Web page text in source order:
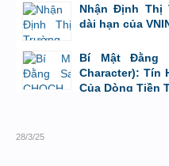
Nhận Định Thị
dài hạn của
bởi Tuấn Thành, 9/8/26 lúc 23:08
Bí Mật Đằng
Character): Tín
Của Dòng Tiền
28/3/25